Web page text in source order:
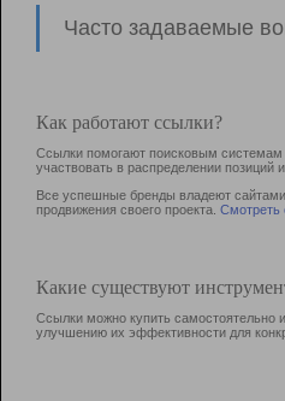
Часто задаваемые
Как работают ссылки?
Ссылки помогают поисковым системам
участвовать в раcпределении позиций
Все успешные бренды владеют
продвижения своего проекта. Смотреть
Какие существуют
Ссылки можно купить самостоятельно
улучшению их эффективности для